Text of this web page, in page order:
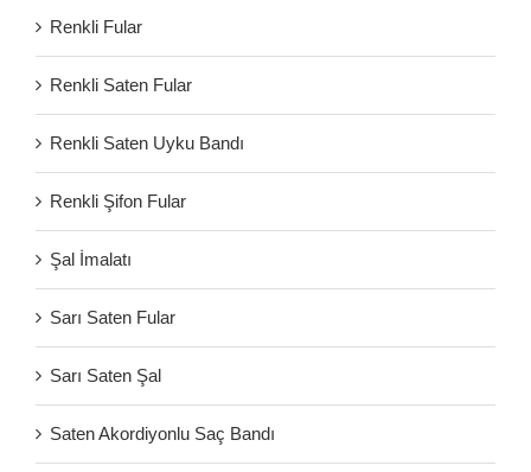
Renkli Fular
Renkli Saten Fular
Renkli Saten Uyku Bandı
Renkli Şifon Fular
Şal İmalatı
Sarı Saten Fular
Sarı Saten Şal
Saten Akordiyonlu Saç Bandı